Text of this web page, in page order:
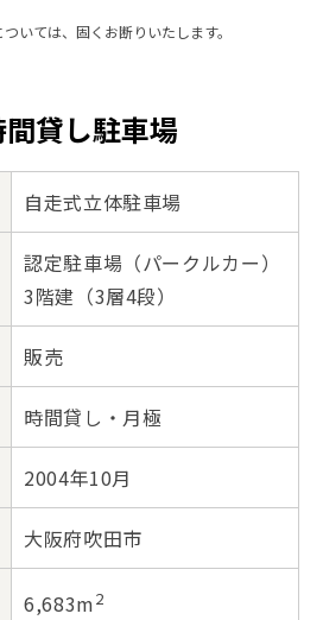
いては、固くお断りいたします。
貸し駐車場
自走式立体駐車場
認定駐車場（パークルカー）
3階建（3層4段）
販売
時間貸し・月極
2004年10月
大阪府吹田市
6,683m2